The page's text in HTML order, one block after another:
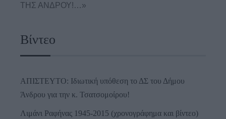
ΤΗΣ ΑΝΔΡΟΥ!…»
Βίντεο
ΑΠΙΣΤΕΥΤΟ: Ιδιωτική υπόθεση το ΔΣ του Δήμου
Άνδρου για την κ. Τσατσομοίρου!
Λιμάνι Ραφήνας 1945-2015 (χρονογράφημα και βίντεο)